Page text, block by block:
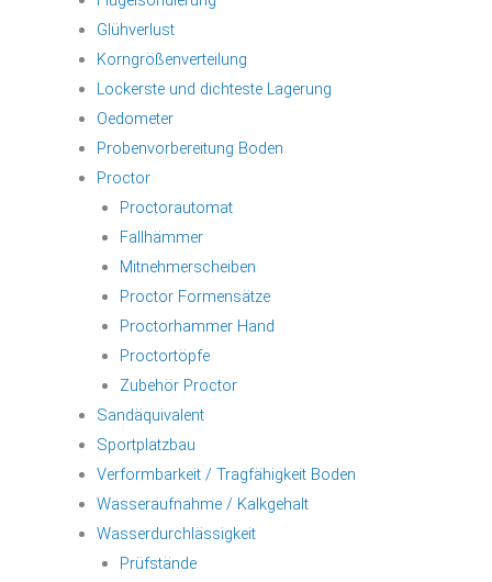
Glühverlust
Korngrößenverteilung
Lockerste und dichteste Lagerung
Oedometer
Probenvorbereitung Boden
Proctor
Proctorautomat
Fallhämmer
Mitnehmerscheiben
Proctor Formensätze
Proctorhammer Hand
Proctortöpfe
Zubehör Proctor
Sandäquivalent
Sportplatzbau
Verformbarkeit / Tragfähigkeit Boden
Wasseraufnahme / Kalkgehalt
Wasserdurchlässigkeit
Prüfstände